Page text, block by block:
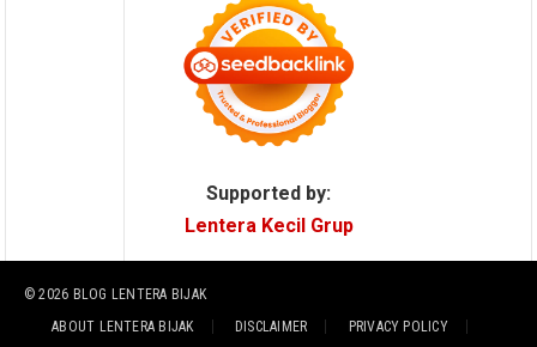
Supported by:
Lentera Kecil Grup
© 2026 BLOG LENTERA BIJAK
ABOUT LENTERA BIJAK
DISCLAIMER PRIVACY POLICY